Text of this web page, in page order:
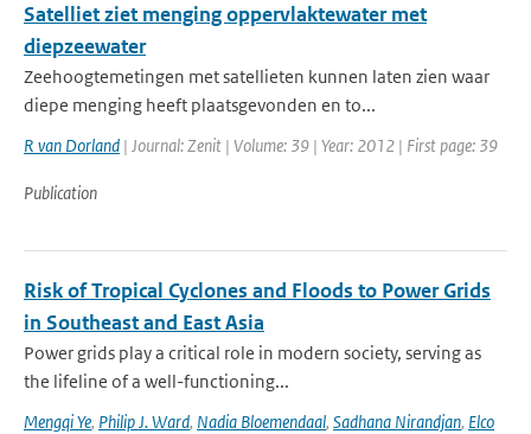
Satelliet ziet menging oppervlaktewater met
diepzeewater
Zeehoogtemetingen met satellieten kunnen laten zien waar
diepe menging heeft plaatsgevonden en to...
R van Dorland | Journal: Zenit | Volume: 39 | Year: 2012 | First page: 39
Publication
Risk of Tropical Cyclones and Floods to Power Grids
in Southeast and East Asia
Power grids play a critical role in modern society, serving as
the lifeline of a well-functioning...
Mengqi Ye, Philip J. Ward, Nadia Bloemendaal, Sadhana Nirandjan, Elco